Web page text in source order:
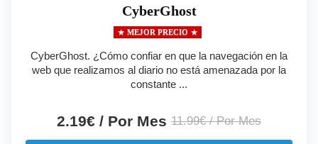
CyberGhost
MEJOR PRECIO
CyberGhost. ¿Cómo confiar en que la navegación en la
web que realizamos al diario no está amenazada por la
constante ...
2.19€ / Por Mes 11.99€ / Por Mes